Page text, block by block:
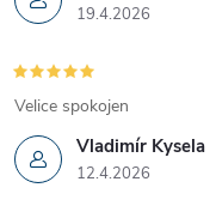
19.4.2026
Vladimír Kysela
12.4.2026
Velice spokojen